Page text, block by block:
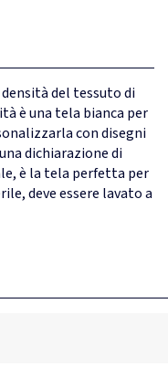
del tessuto di
è una tela bianca per
con disegni
dichiarazione di
è la tela perfetta per
deve essere lavato a